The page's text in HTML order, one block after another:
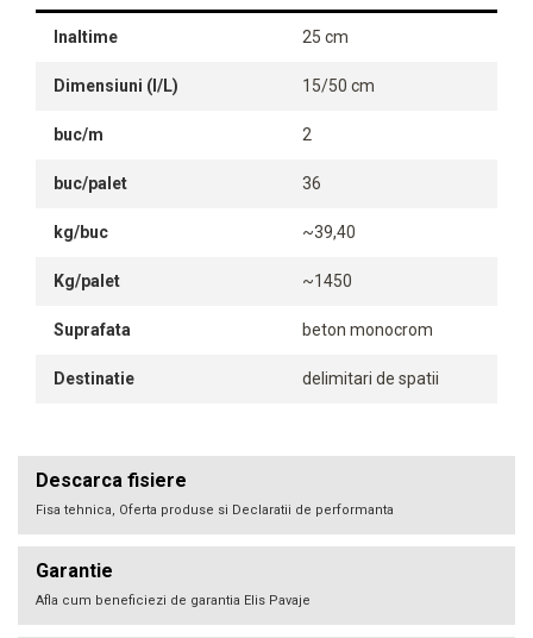
Inaltime 25 cm
Dimensiuni (l/L) 15/50 cm
buc/m 2
buc/palet 36
kg/buc ~39,40
Kg/palet ~1450
Suprafata beton monocrom
Destinatie delimitari de spatii
Descarca fisiere
Fisa tehnica, Oferta produse si Declaratii de performanta
Garantie
Afla cum beneficiezi de garantia Elis Pavaje